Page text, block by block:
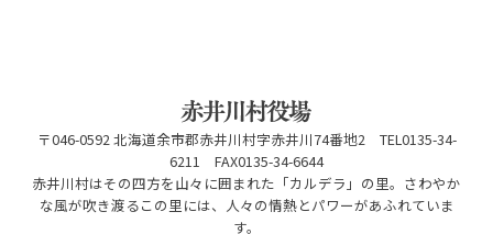
〒046-0592 北海道余市郡赤井川村字赤井川74番地2 TEL0135-34-
6211 FAX0135-34-6644
赤井川村はその四方を山々に囲まれた「カルデラ」の里。さわやか
な風が吹き渡るこの里には、人々の情熱とパワーがあふれていま
す。